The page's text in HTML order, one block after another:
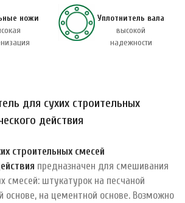
ножи
Уплотнитель вала
высокой
надежности
для сухих строительных
действия
строительных смесей
предназначен для смешивания
смесей: штукатурок на песчаной
основе, на цементной основе. Возможно